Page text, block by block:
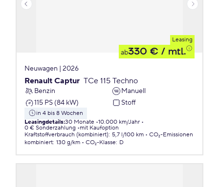
Leasing
ab330 € / mtl.
Neuwagen | 2026
Renault Captur TCe 115 Techno
Benzin
Manuell
115 PS (84 kW)
Stoff
in 4 bis 8 Wochen
Leasingdetails:30 Monate 10.000 km/Jahr
0 € Sonderzahlung
mit Kaufoption
Kraftstoffverbrauch (kombiniert): 5,7 l/100 km
CO₂-Emissionen
kombiniert: 130 g/km CO₂-Klasse: D